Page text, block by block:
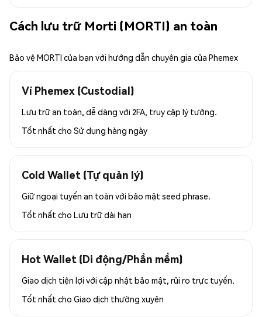
Cách lưu trữ Morti (MORTI) an toàn
Bảo vệ MORTI của bạn với hướng dẫn chuyên gia của Phemex
Ví Phemex (Custodial)
Lưu trữ an toàn, dễ dàng với 2FA, truy cập lý tưởng.
Tốt nhất cho Sử dụng hàng ngày
Cold Wallet (Tự quản lý)
Giữ ngoại tuyến an toàn với bảo mật seed phrase.
Tốt nhất cho Lưu trữ dài hạn
Hot Wallet (Di động/Phần mềm)
Giao dịch tiện lợi với cập nhật bảo mật, rủi ro trực tuyến.
Tốt nhất cho Giao dịch thường xuyên